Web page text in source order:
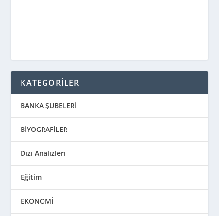
KATEGORİLER
BANKA ŞUBELERİ
BİYOGRAFİLER
Dizi Analizleri
Eğitim
EKONOMİ